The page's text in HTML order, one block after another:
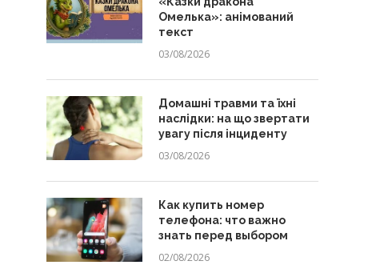
Омелька»: анімований
текст
03/08/2026
Домашні травми та їхні
наслідки: на що звертати
увагу після інциденту
03/08/2026
Как купить номер
телефона: что важно
знать перед выбором
02/08/2026